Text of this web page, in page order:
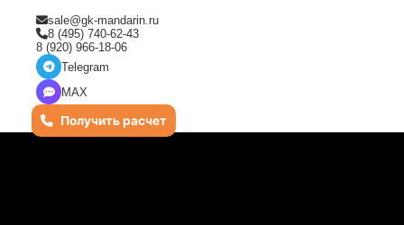
sale@gk-mandarin.ru
8 (495) 740-62-43
8 (920) 966-18-06
Telegram
MAX
Получить расчет